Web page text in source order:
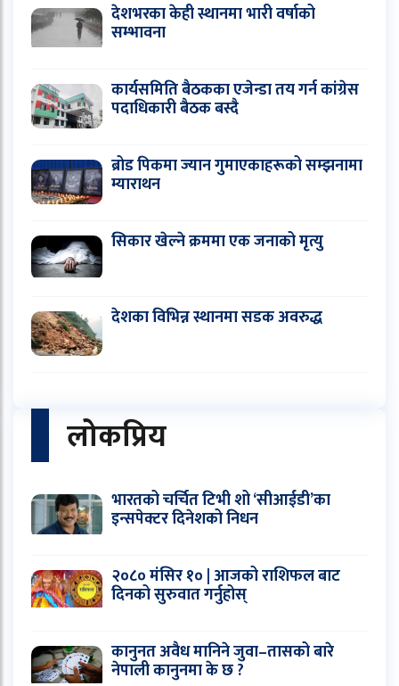
देशभरका केही स्थानमा भारी वर्षाको
सम्भावना
कार्यसमिति बैठकका एजेन्डा तय गर्न कांग्रेस
पदाधिकारी बैठक बस्दै
ब्रोड पिकमा ज्यान गुमाएकाहरूको सम्झनामा
म्याराथन
सिकार खेल्ने क्रममा एक जनाको मृत्यु
देशका विभिन्न स्थानमा सडक अवरुद्ध
लोकप्रिय
भारतको चर्चित टिभी शो ‘सीआईडी’का
इन्सपेक्टर दिनेशको निधन
२०८० मंसिर १० | आजको राशिफल बाट
दिनको सुरुवात गर्नुहोस्
कानुनत अवैध मानिने जुवा–तासको बारे
नेपाली कानुनमा के छ ?